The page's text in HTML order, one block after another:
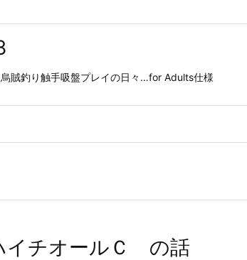
賊釣り触手吸盤プレイの日々…for Adults仕様
イチオールＣ の話